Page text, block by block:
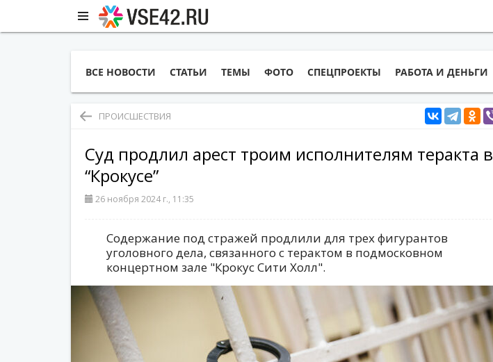
ВСЕ НОВОСТИ СТАТЬИ ТЕМЫ ФОТО СПЕЦПРОЕКТЫ РАБОТА И ДЕНЬГИ
ПРОИСШЕСТВИЯ
Суд продлил арест троим исполнителям теракта в
“Крокусе”
26 ноября 2024 г., 11:35
Содержание под стражей продлили для трех фигурантов
уголовного дела, связанного с терактом в подмосковном
концертном зале "Крокус Сити Холл".